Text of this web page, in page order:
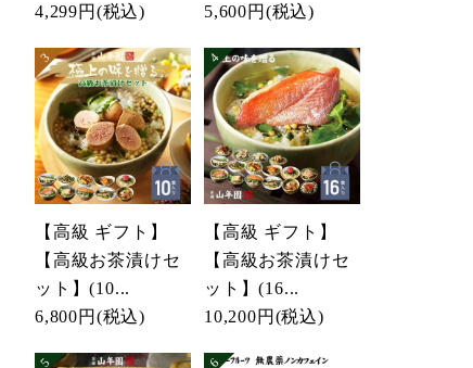
4,299円 (税込)
5,600円 (税込)
【高級 ギフト】
【高級お茶漬けセ
ット】(10...
6,800円 (税込)
【高級 ギフト】
【高級お茶漬けセ
ット】(16...
10,200円 (税込)